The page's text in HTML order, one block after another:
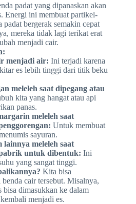
padat yang dipanaskan akan
Energi ini membuat partikel-
bergerak semakin cepat
mereka tidak lagi terikat erat
menjadi cair.
menjadi air: Ini terjadi karena
es lebih tinggi dari titik beku
meleleh saat dipegang atau
kita yang hangat atau api
panas.
meleleh saat
Untuk membuat
sayuran.
lainnya meleleh saat
untuk dibentuk: Ini
yang sangat tinggi.
Kita bisa
cair tersebut. Misalnya,
bisa dimasukkan ke dalam
menjadi es.